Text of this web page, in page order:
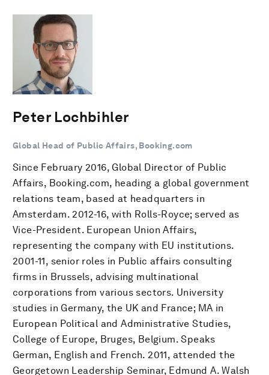
Peter Lochbihler
Global Head of Public Affairs, Booking.com
Since February 2016, Global Director of Public
Affairs, Booking.com, heading a global government
relations team, based at headquarters in
Amsterdam. 2012-16, with Rolls-Royce; served as
Vice-President. European Union Affairs,
representing the company with EU institutions.
2001-11, senior roles in Public affairs consulting
firms in Brussels, advising multinational
corporations from various sectors. University
studies in Germany, the UK and France; MA in
European Political and Administrative Studies,
College of Europe, Bruges, Belgium. Speaks
German, English and French. 2011, attended the
Georgetown Leadership Seminar, Edmund A. Walsh